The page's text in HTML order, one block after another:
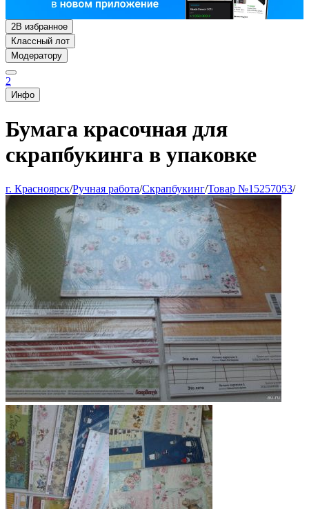
2В избранное
Классный лот
Модератору
2
Инфо
Бумага красочная для
скрапбукинга в упаковке
г. Красноярск/Ручная работа/Скрапбукинг/Товар №15257053/